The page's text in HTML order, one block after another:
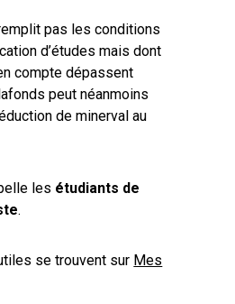
pas les conditions
d’études mais dont
compte dépassent
peut néanmoins
de minerval au
les étudiants de
.
se trouvent sur Mes